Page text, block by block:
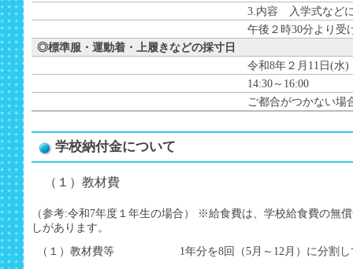
3.内容 入学式など
午後２時30分より受
◎標準服・運動着・上履きなどの採寸日
令和8年２月11日(水
14:30～16:00
ご都合がつかない場
学校納付金について
（１）教材費
（参考:令和7年度１年生の場合） ※給食費は、学校給食費の
しがあります。
（１）教材費等
1年分を8回（5月～12月）に分割